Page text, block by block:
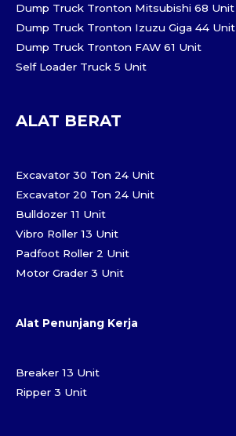
Dump Truck Tronton Mitsubishi 68 Unit
Dump Truck Tronton Izuzu Giga 44 Unit
Dump Truck Tronton FAW 61 Unit
Self Loader Truck 5 Unit
ALAT BERAT
Excavator 30 Ton 24 Unit
Excavator 20 Ton 24 Unit
Bulldozer 11 Unit
Vibro Roller 13 Unit
Padfoot Roller 2 Unit
Motor Grader 3 Unit
Alat Penunjang Kerja
Breaker 13 Unit
Ripper 3 Unit